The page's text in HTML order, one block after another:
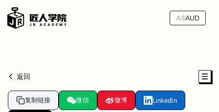
A$AUD
返回
复制链接 微信 微博 LinkedIn